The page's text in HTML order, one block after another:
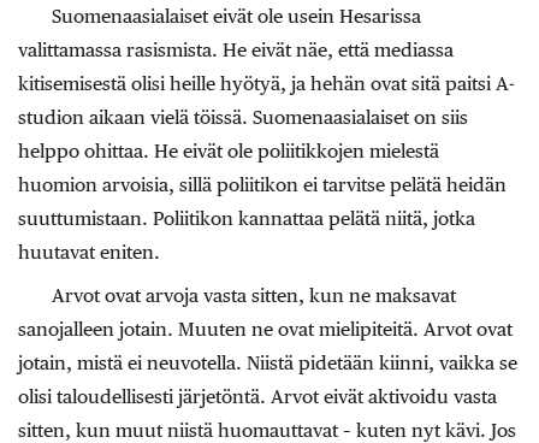
Suomenaasialaiset eivät ole usein Hesarissa
valittamassa rasismista. He eivät näe, että mediassa
kitisemisestä olisi heille hyötyä, ja hehän ovat sitä paitsi A-
studion aikaan vielä töissä. Suomenaasialaiset on siis
helppo ohittaa. He eivät ole poliitikkojen mielestä
huomion arvoisia, sillä poliitikon ei tarvitse pelätä heidän
suuttumistaan. Poliitikon kannattaa pelätä niitä, jotka
huutavat eniten.
Arvot ovat arvoja vasta sitten, kun ne maksavat
sanojalleen jotain. Muuten ne ovat mielipiteitä. Arvot ovat
jotain, mistä ei neuvotella. Niistä pidetään kiinni, vaikka se
olisi taloudellisesti järjetöntä. Arvot eivät aktivoidu vasta
sitten, kun muut niistä huomauttavat – kuten nyt kävi. Jos